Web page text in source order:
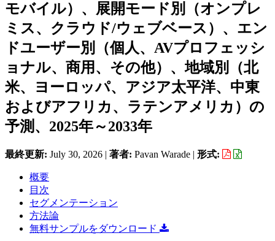
モバイル）、展開モード別（オンプレ
ミス、クラウド/ウェブベース）、エン
ドユーザー別（個人、AVプロフェッシ
ョナル、商用、その他）、地域別（北
米、ヨーロッパ、アジア太平洋、中東
およびアフリカ、ラテンアメリカ）の
予測、2025年～2033年
最終更新: July 30, 2026 | 著者: Pavan Warade | 形式:
概要
目次
セグメンテーション
方法論
無料サンプルをダウンロード